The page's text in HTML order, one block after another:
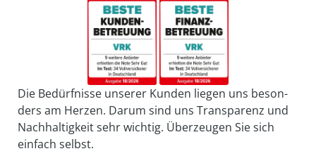
Die Bedürfnisse unserer Kunden liegen uns be­son­
ders am Herzen. Darum sind uns Trans­parenz und
Nach­haltig­keit sehr wichtig. Über­zeugen Sie sich
einfach selbst.